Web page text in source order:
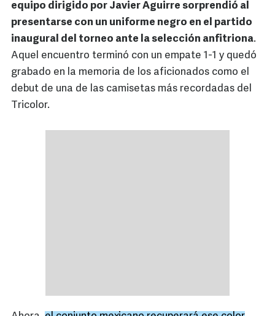
equipo dirigido por Javier Aguirre sorprendió al
presentarse con un uniforme negro en el partido
inaugural del torneo ante la selección anfitriona.
Aquel encuentro terminó con un empate 1-1 y quedó
grabado en la memoria de los aficionados como el
debut de una de las camisetas más recordadas del
Tricolor.